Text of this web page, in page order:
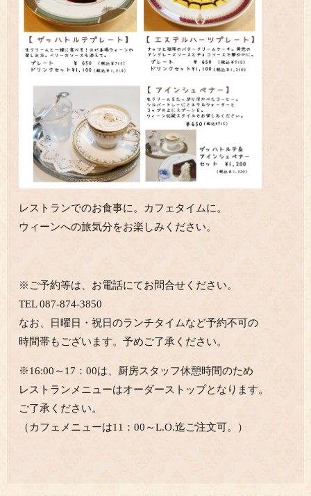
レストランでのお食事に。カフェタイムに。
ウィーンへの旅気分をお楽しみください。
※ご予約等は、お電話にてお問合せください。
TEL 087-874-3850
なお、日曜日・祝日のランチタイムなど予約不可の
時間帯もございます。予めご了承ください。
※16:00～17：00は、厨房スタッフ休憩時間のため
レストランメニューはオーダーストップとなります。
ご了承ください。
（カフェメニューは11：00～L.O.迄ご注文可。）